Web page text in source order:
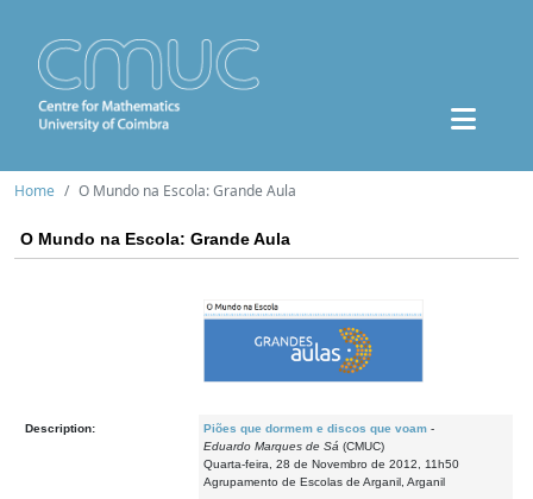
Home O Mundo na Escola: Grande Aula
O Mundo na Escola: Grande Aula
Description: Piões que dormem e discos que voam -
Eduardo Marques de Sá (CMUC)
Quarta-feira, 28 de Novembro de 2012, 11h50
Agrupamento de Escolas de Arganil, Arganil